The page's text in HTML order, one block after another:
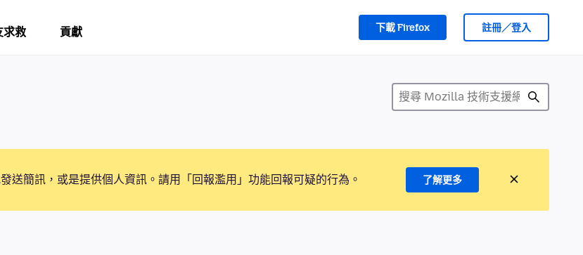
求救 貢獻 下載 Firefox 註冊／登入
送簡訊，或是提供個人資訊。請用「回報濫用」功能回報可疑的行為。 了解更多